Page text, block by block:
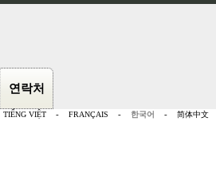
연락처
TIẾNG VIỆT - FRANÇAIS - 한국어 - 简体中文